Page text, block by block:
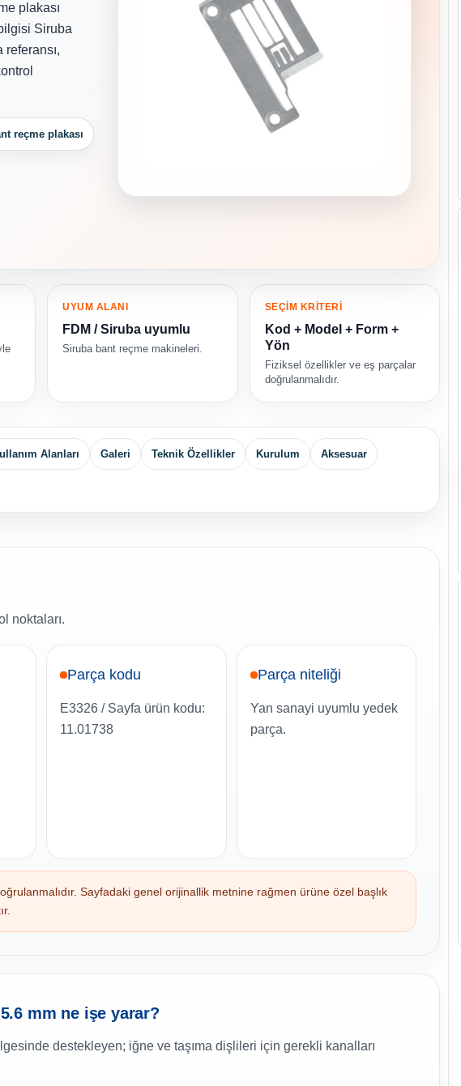
plakası
Siruba
reçme plakası
UYUM ALANI
FDM / Siruba uyumlu
Siruba bant reçme makineleri.
SEÇİM KRİTERİ
Kod + Model + Form +
Yön
Fiziksel özellikler ve eş parçalar
doğrulanmalıdır.
Alanları Galeri Teknik Özellikler Kurulum Aksesuar
noktaları.
Parça kodu
E3326 / Sayfa ürün kodu:
11.01738
Parça niteliği
Yan sanayi uyumlu yedek
parça.
Sayfadaki genel orijinallik metnine rağmen ürüne özel başlık
mm ne işe yarar?
destekleyen; iğne ve taşıma dişlileri için gerekli kanalları